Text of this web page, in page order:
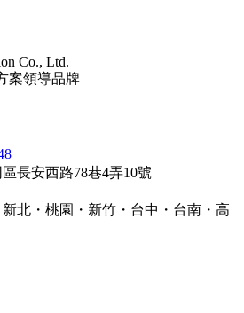
Co., Ltd.
案領導品牌
長安西路78巷4弄10號
北・桃園・新竹・台中・台南・高